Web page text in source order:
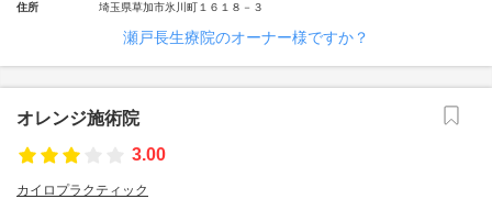
住所 埼玉県草加市氷川町１６１８－３
瀬戸長生療院のオーナー様ですか？
オレンジ施術院
3.00
カイロプラクティック